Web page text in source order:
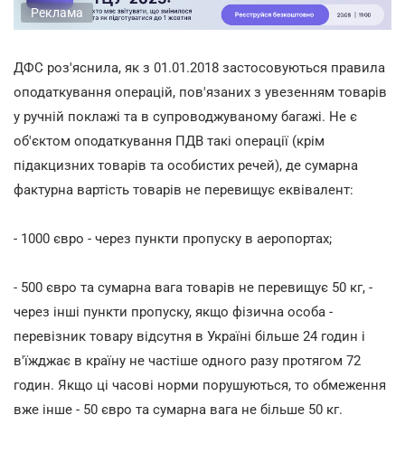
Реклама
ДФС роз'яснила, як з 01.01.2018 застосовуються правила
оподаткування операцій, пов'язаних з увезенням товарів
у ручній поклажі та в супроводжуваному багажі. Не є
об'єктом оподаткування ПДВ такі операції (крім
підакцизних товарів та особистих речей), де сумарна
фактурна вартість товарів не перевищує еквівалент:
- 1000 євро - через пункти пропуску в аеропортах;
- 500 євро та сумарна вага товарів не перевищує 50 кг, -
через інші пункти пропуску, якщо фізична особа -
перевізник товару відсутня в Україні більше 24 годин і
в'їжджає в країну не частіше одного разу протягом 72
годин. Якщо ці часові норми порушуються, то обмеження
вже інше - 50 євро та сумарна вага не більше 50 кг.